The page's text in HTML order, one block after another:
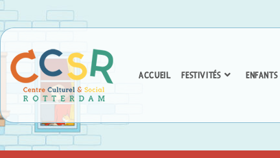
ACCUEIL FESTIVITÉS ENFANTS